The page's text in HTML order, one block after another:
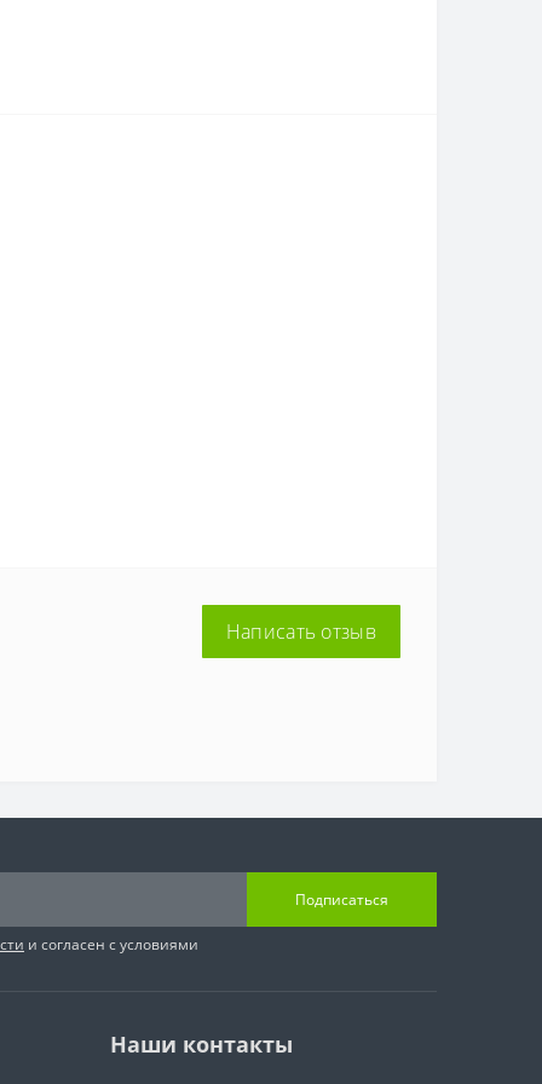
Написать отзыв
Подписаться
и согласен с условиями
Наши контакты